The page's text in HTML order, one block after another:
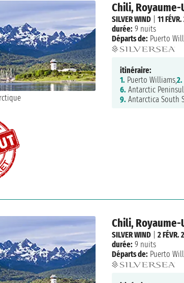
Chili, Royaume-
SILVER WIND| 11
durée: 9 nuits
Départs de: Puerto
itinéraire:
1. Puerto Williams,2.
6. Antarctic
9. Antarctica South
Chili, Royaume-
SILVER WIND| 2 FÉVR.
durée: 9 nuits
Départs de: Puerto